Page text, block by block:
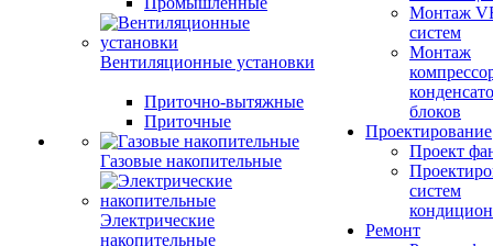
Вентиляционные установки
Приточно-вытяжные
Приточные
Газовые накопительные
Электрические
накопительные
Монтаж
систем
Монтаж
блоков
Проектирование
Проект
систем
Ремонт